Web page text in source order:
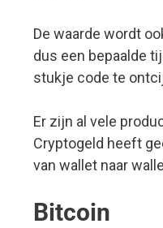
De waarde wordt
dus een bepaalde
stukje code te
Er zijn al vele
Cryptogeld heeft
van wallet naar
Bitcoin